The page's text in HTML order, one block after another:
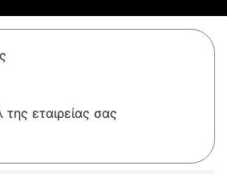
της εταιρείας σας